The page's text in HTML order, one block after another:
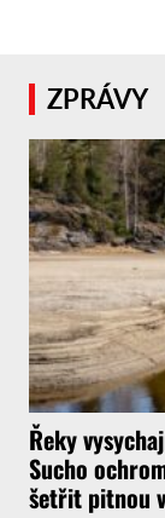
ZPRÁVY
Řeky
Sucho
šetřit pitnou